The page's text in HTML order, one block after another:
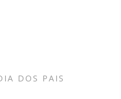
DOS PAIS